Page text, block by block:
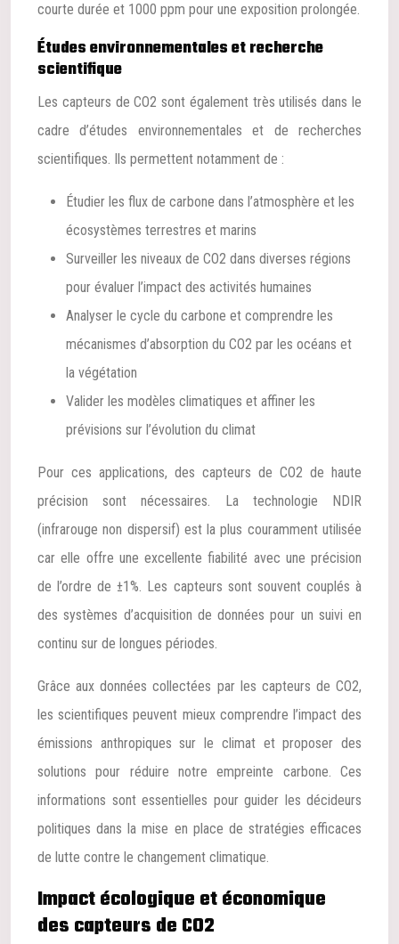
courte durée et 1000 ppm pour une exposition prolongée.
Études environnementales et recherche
scientifique
Les capteurs de CO2 sont également très utilisés dans le
cadre d’études environnementales et de recherches
scientifiques. Ils permettent notamment de :
Étudier les flux de carbone dans l’atmosphère et les
écosystèmes terrestres et marins
Surveiller les niveaux de CO2 dans diverses régions
pour évaluer l’impact des activités humaines
Analyser le cycle du carbone et comprendre les
mécanismes d’absorption du CO2 par les océans et
la végétation
Valider les modèles climatiques et affiner les
prévisions sur l’évolution du climat
Pour ces applications, des capteurs de CO2 de haute
précision sont nécessaires. La technologie NDIR
(infrarouge non dispersif) est la plus couramment utilisée
car elle offre une excellente fiabilité avec une précision
de l’ordre de ±1%. Les capteurs sont souvent couplés à
des systèmes d’acquisition de données pour un suivi en
continu sur de longues périodes.
Grâce aux données collectées par les capteurs de CO2,
les scientifiques peuvent mieux comprendre l’impact des
émissions anthropiques sur le climat et proposer des
solutions pour réduire notre empreinte carbone. Ces
informations sont essentielles pour guider les décideurs
politiques dans la mise en place de stratégies efficaces
de lutte contre le changement climatique.
Impact écologique et économique
des capteurs de CO2